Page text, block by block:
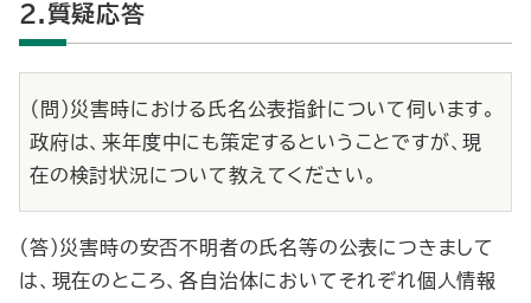
2.質疑応答
（問）災害時における氏名公表指針について伺います。
政府は、来年度中にも策定するということですが、現
在の検討状況について教えてください。
（答）災害時の安否不明者の氏名等の公表につきまして
は、現在のところ、各自治体においてそれぞれ個人情報